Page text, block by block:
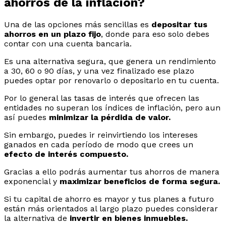
Una de las opciones más sencillas es depositar tus
ahorros en un plazo fijo, donde para eso solo debes
contar con una cuenta bancaria.
Es una alternativa segura, que genera un rendimiento
a 30, 60 o 90 días, y una vez finalizado ese plazo
puedes optar por renovarlo o depositarlo en tu cuenta.
Por lo general las tasas de interés que ofrecen las
entidades no superan los índices de inflación, pero aun
así puedes minimizar la pérdida de valor.
Sin embargo, puedes ir reinvirtiendo los intereses
ganados en cada período de modo que crees un
efecto de interés compuesto.
Gracias a ello podrás aumentar tus ahorros de manera
exponencial y maximizar beneficios de forma segura.
Si tu capital de ahorro es mayor y tus planes a futuro
están más orientados al largo plazo puedes considerar
la alternativa de invertir en bienes inmuebles.